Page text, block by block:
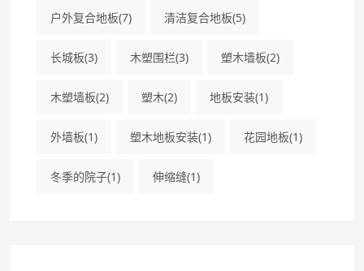
户外复合地板(7) 清洁复合地板(5)
长城板(3) 木塑围栏(3) 塑木墙板(2)
木塑墙板(2) 塑木(2) 地板安装(1)
外墙板(1) 塑木地板安装(1) 花园地板(1)
冬季的院子(1) 伸缩缝(1)